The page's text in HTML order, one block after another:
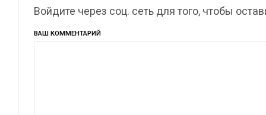
Войдите через соц. сеть для того, чтобы
ВАШ КОММЕНТАРИЙ